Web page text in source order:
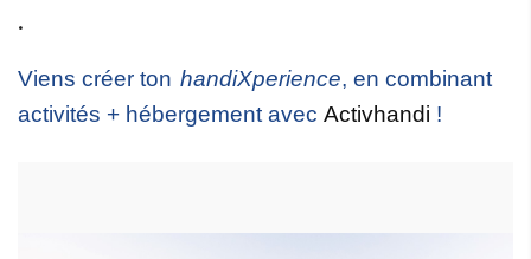
.
Viens créer ton handiXperience, en combinant
activités + hébergement avec Activhandi !